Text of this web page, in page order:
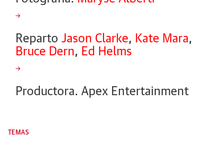
Reparto Jason Clarke, Kate Mara,
Bruce Dern, Ed Helms
Productora. Apex Entertainment
TEMAS